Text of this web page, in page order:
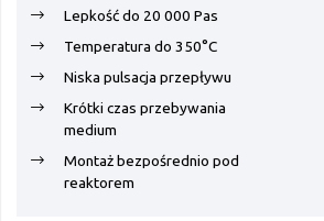
Lepkość do 20 000 Pas
Temperatura do 350°C
Niska pulsacja przepływu
Krótki czas przebywania
medium
Montaż bezpośrednio pod
reaktorem